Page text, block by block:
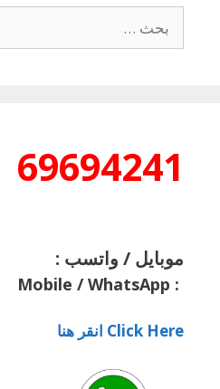
عن:
69694241
موبايل / واتسب :
:
Mobile / WhatsApp
Click Here انقر هنا